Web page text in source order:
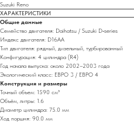
Suzuki Reno
ХАРАКТЕРИСТИКИ
Общие данные
Семейство двигателя: Daihatsu / Suzuki D‑series
Индекс двигателя: D16AA
Тип двигателя: рядный, дизельный, турбированный
Конфигурация: 4 цилиндра (R4)
Год начала выпуска: около 2002–2003 года
Экологический класс: ЕВРО 3 / ЕВРО 4
Конструкция и размеры
Точный объем: 1590 см³
Объём, литры: 1.6
Диаметр цилиндра: 75.0 мм
Ход поршня: 90.0 мм